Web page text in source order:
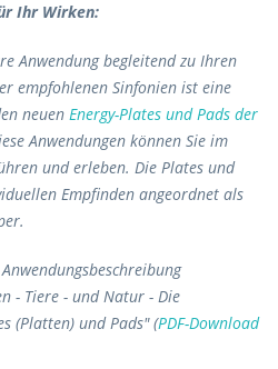
Ihr Wirken:
Anwendung begleitend zu Ihren
empfohlenen Sinfonien ist eine
neuen Energy-Plates und Pads der
Anwendungen können Sie im
und erleben. Die Plates und
Empfinden angeordnet als
- Tiere - und Natur - Die
(Platten) und Pads" (PDF-Download